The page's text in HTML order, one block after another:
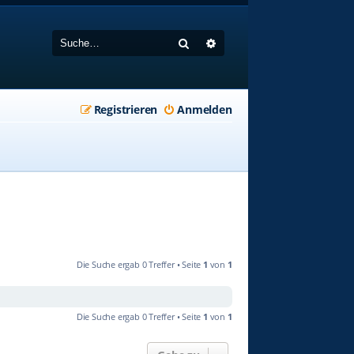
Suche
Anmelden
Registrieren
Die Suche ergab 0 Treffer • Seite 1 von 1
Die Suche ergab 0 Treffer • Seite 1 von 1